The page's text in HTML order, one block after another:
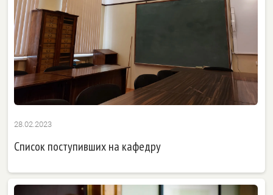
28.02.2023
Список поступивших на кафедру